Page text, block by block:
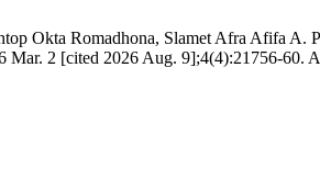
Okta Romadhona, Slamet Afra Afifa A.
2 [cited 2026 Aug. 9];4(4):21756-